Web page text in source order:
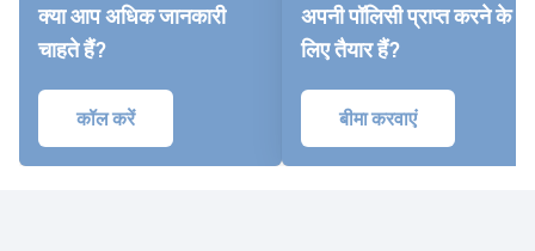
क्या आप अधिक जानकारी
चाहते हैं?
कॉल करें
अपनी पॉलिसी प्राप्त करने के
लिए तैयार हैं?
बीमा करवाएं